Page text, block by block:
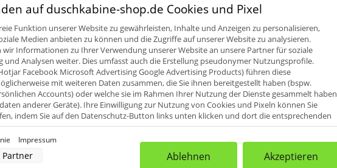
auf duschkabine-shop.de Cookies und Pixel
Funktion unserer Website zu gewährleisten, Inhalte und Anzeigen zu personalisieren,
Medien anbieten zu können und die Zugriffe auf unserer Website zu analysieren.
wir Informationen zu Ihrer Verwendung unserer Website an unsere Partner für soziale
und Analysen weiter. Dies umfasst auch die Erstellung pseudonymer Nutzungsprofile.
Facebook Microsoft Advertising Google Advertising Products) führen diese
mit weiteren Daten zusammen, die Sie ihnen bereitgestellt haben (bspw.
Accounts) oder welche sie im Rahmen Ihrer Nutzung der Dienste gesammelt haben
anderer Geräte). Ihre Einwilligung zur Nutzung von Cookies und Pixeln können Sie
indem Sie auf den Datenschutz-Button links unten klicken und dort die entsprechenden
durch unsere Partner:
Impressum
Partner Ablehnen Akzeptieren